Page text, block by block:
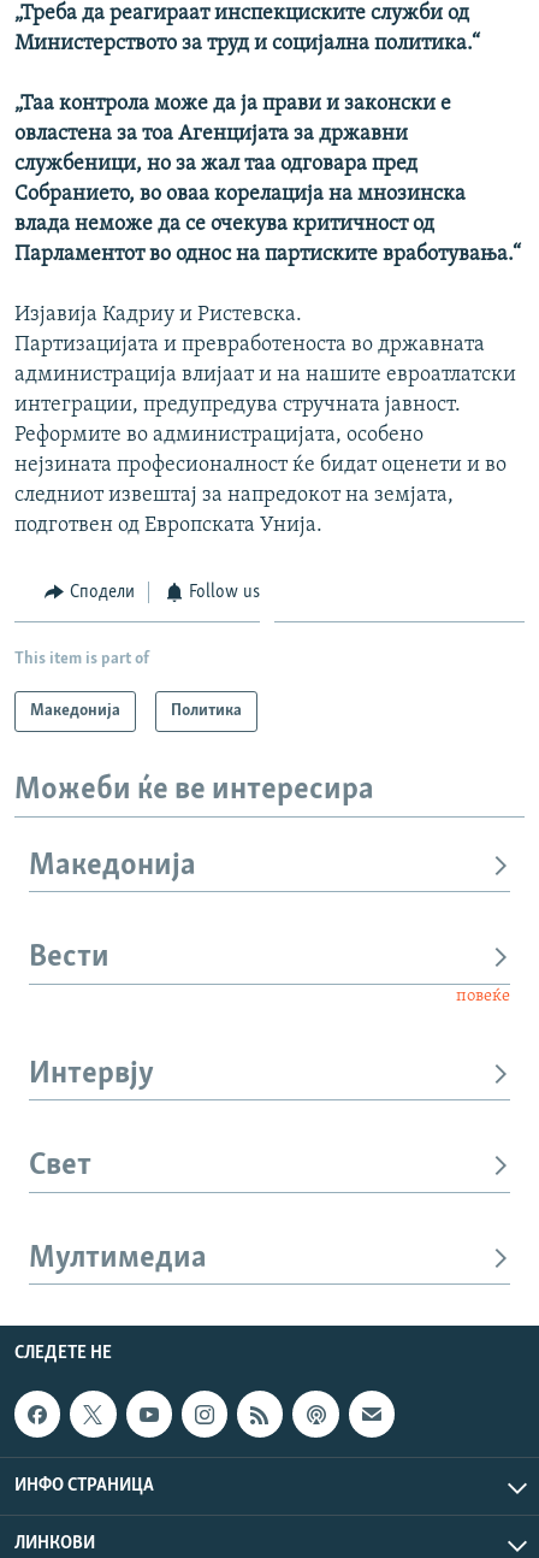
„Треба да реагираат инспекциските служби од
Министерството за труд и социјална политика.“
„Таа контрола може да ја прави и законски е
овластена за тоа Агенцијата за државни
службеници, но за жал таа одговара пред
Собранието, во оваа корелација на мнозинска
влада неможе да се очекува критичност од
Парламентот во однос на партиските вработувања.“
Изјавија Кадриу и Ристевска.
Партизацијата и превработеноста во државната
администрација влијаат и на нашите евроатлатски
интеграции, предупредува стручната јавност.
Реформите во администрацијата, особено
нејзината професионалност ќе бидат оценети и во
следниот извештај за напредокот на земјата,
подготвен од Европската Унија.
Сподели Follow us
This item is part of
Македонија Политика
Можеби ќе ве интересира
Македонија
Вести
повеќе
Интервју
Свет
Мултимедиа
СЛЕДЕТЕ НЕ
ИНФО СТРАНИЦА
ЛИНКОВИ